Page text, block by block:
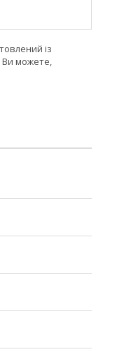
із
Ви можете,